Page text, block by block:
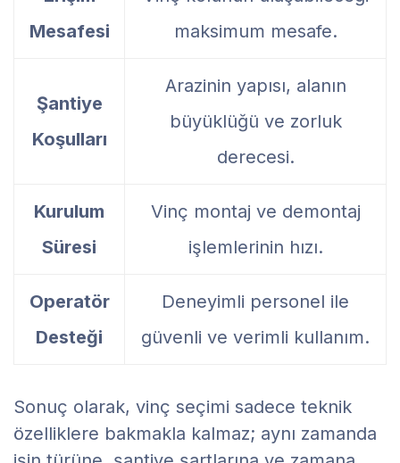
Mesafesi
maksimum mesafe.
Şantiye
Koşulları
Arazinin yapısı, alanın
büyüklüğü ve zorluk
derecesi.
Kurulum
Süresi
Vinç montaj ve demontaj
işlemlerinin hızı.
Operatör
Desteği
Deneyimli personel ile
güvenli ve verimli kullanım.
Sonuç olarak, vinç seçimi sadece teknik
özelliklere bakmakla kalmaz; aynı zamanda